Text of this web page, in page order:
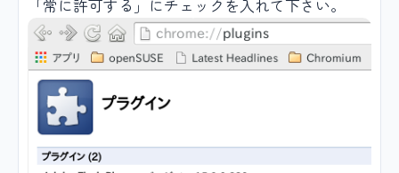
「常に許可する」にチェックを入れて下さい。